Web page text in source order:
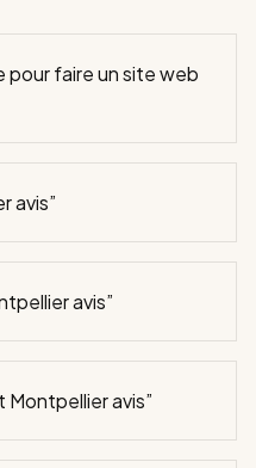
faire un site web
avis”
avis”
avis”